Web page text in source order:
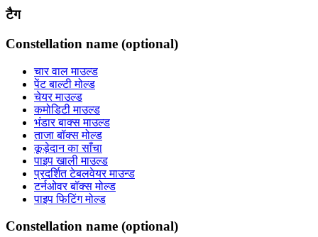
टैग
Constellation name (optional)
चार वाल माउल्ड
पेंट बाल्टी मोल्ड
चेयर माउल्ड
कमोडिटी माउल्ड
भंडार बाक्स माउल्ड
ताजा बॉक्स मोल्ड
कूड़ेदान का साँचा
पाइप खाली माउल्ड
प्रदर्शित टेबलवेयर माउन्ड
टर्नओवर बॉक्स मोल्ड
पाइप फिटिंग मोल्ड
Constellation name (optional)